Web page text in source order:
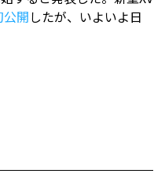
開したが、いよいよ日